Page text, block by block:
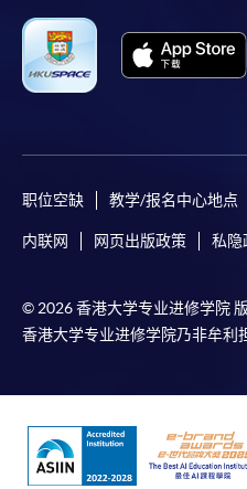
职位空缺 教学/报名中心地点
内联网 网页出版政策 私隐
© 2026 香港大学专业进修学院
香港大学专业进修学院乃非牟利